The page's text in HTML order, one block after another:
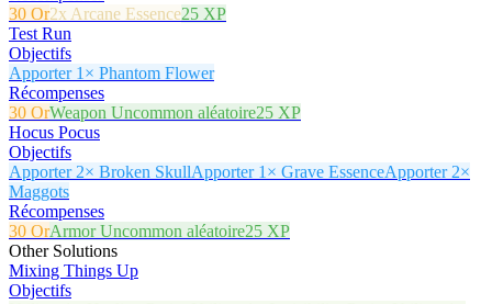
30 Or2x Arcane Essence25 XP
Test Run
Objectifs
Apporter 1× Phantom Flower
Récompenses
30 OrWeapon Uncommon aléatoire25 XP
Hocus Pocus
Objectifs
Apporter 2× Broken SkullApporter 1× Grave EssenceApporter 2×
Maggots
Récompenses
30 OrArmor Uncommon aléatoire25 XP
Other Solutions
Mixing Things Up
Objectifs